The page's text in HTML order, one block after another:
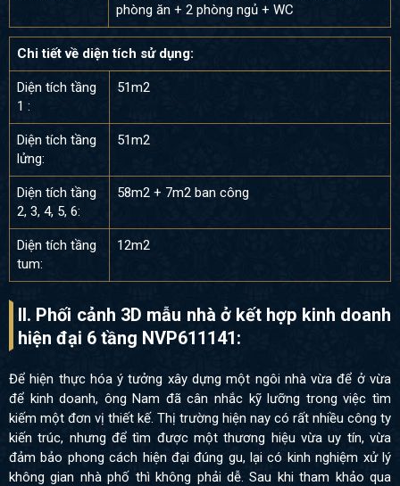
phòng ăn + 2 phòng ngủ + WC
Chi tiết về diện tích sử dụng:
Diện tích tầng
1 :
51m2
Diện tích tầng
lửng:
51m2
Diện tích tầng
2, 3, 4, 5, 6:
58m2 + 7m2 ban công
Diện tích tầng
tum:
12m2
II. Phối cảnh 3D mẫu nhà ở kết hợp kinh doanh
hiện đại 6 tầng NVP611141:
Để hiện thực hóa ý tưởng xây dựng một ngôi nhà vừa để ở vừa
để kinh doanh, ông Nam đã cân nhắc kỹ lưỡng trong việc tìm
kiếm một đơn vị thiết kế. Thị trường hiện nay có rất nhiều công ty
kiến trúc, nhưng để tìm được một thương hiệu vừa uy tín, vừa
đảm bảo phong cách hiện đại đúng gu, lại có kinh nghiệm xử lý
không gian nhà phố thì không phải dễ. Sau khi tham khảo qua